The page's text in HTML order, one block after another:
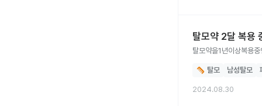
탈모약 2달 복용
탈모약을1년이상복용
탈모 남성탈모
2024.08.30